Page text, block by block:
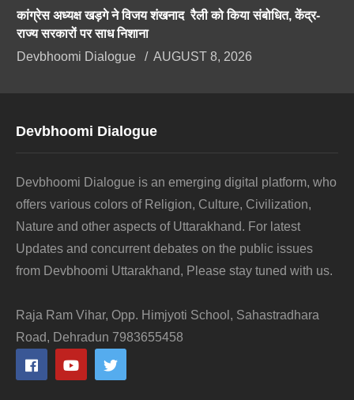
कांग्रेस अध्यक्ष खड़गे ने विजय शंखनाद रैली को किया संबोधित, केंद्र-
राज्य सरकारों पर साध निशाना
Devbhoomi Dialogue
AUGUST 8, 2026
Devbhoomi Dialogue
Devbhoomi Dialogue is an emerging digital platform, who
offers various colors of Religion, Culture, Civilization,
Nature and other aspects of Uttarakhand. For latest
Updates and concurrent debates on the public issues
from Devbhoomi Uttarakhand, Please stay tuned with us.
Raja Ram Vihar, Opp. Himjyoti School, Sahastradhara
Road, Dehradun 7983655458